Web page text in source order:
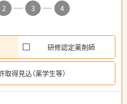
2 3
4
研修認定薬剤師
得見込（薬学生等）